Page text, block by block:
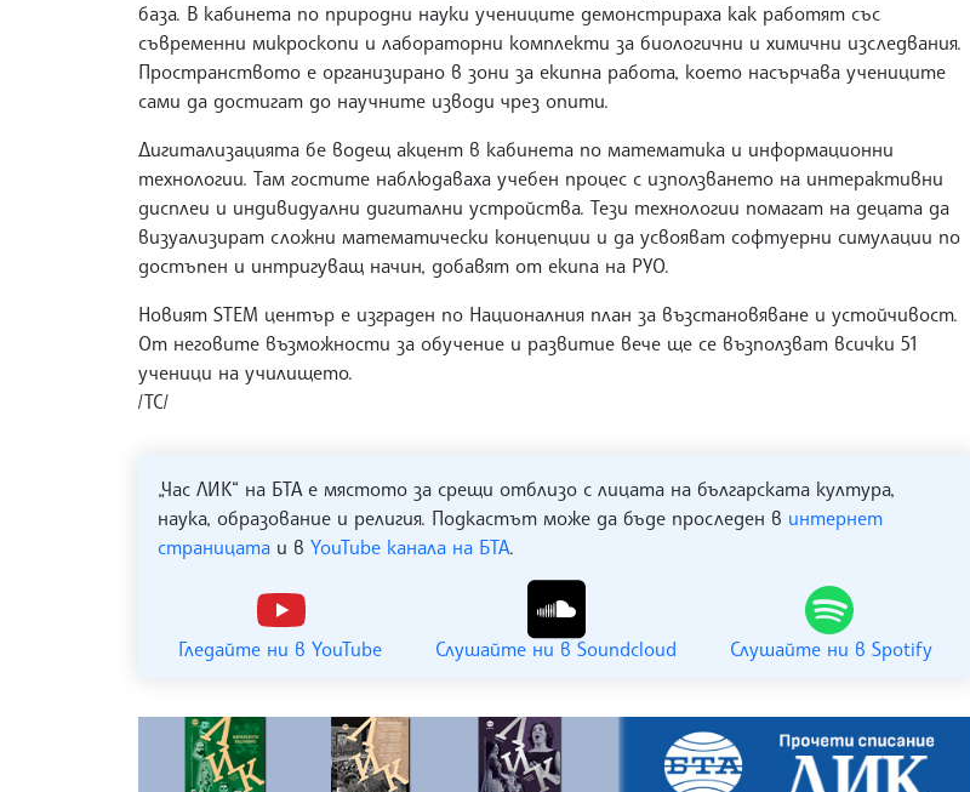
база. В кабинета по природни науки учениците демонстрираха как работят със
съвременни микроскопи и лабораторни комплекти за биологични и химични изследвания.
Пространството е организирано в зони за екипна работа, което насърчава учениците
сами да достигат до научните изводи чрез опити.
Дигитализацията бе водещ акцент в кабинета по математика и информационни
технологии. Там гостите наблюдаваха учебен процес с използването на интерактивни
дисплеи и индивидуални дигитални устройства. Тези технологии помагат на децата да
визуализират сложни математически концепции и да усвояват софтуерни симулации по
достъпен и интригуващ начин, добавят от екипа на РУО.
Новият STEM център е изграден по Националния план за възстановяване и устойчивост.
От неговите възможности за обучение и развитие вече ще се възползват всички 51
ученици на училището.
/ТС/
„Час ЛИК“ на БТА е мястото за срещи отблизо с лицата на българската култура,
наука, образование и религия. Подкастът може да бъде проследен в интернет
страницата и в YouTube канала на БТА.
Гледайте ни в YouTube Слушайте ни в Soundcloud Слушайте ни в Spotify